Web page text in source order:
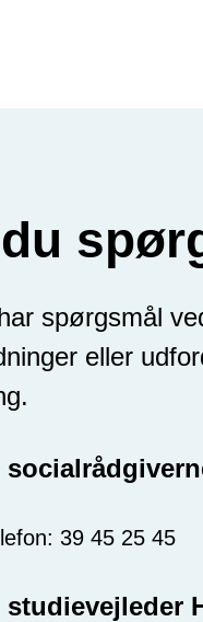
spørgsmål
eller
39 45 25 45